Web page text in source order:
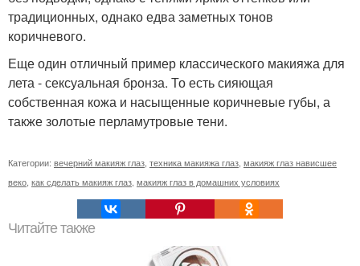
традиционных, однако едва заметных тонов
коричневого.
Еще один отличный пример классического макияжа для
лета - сексуальная бронза. То есть сияющая
собственная кожа и насыщенные коричневые губы, а
также золотые перламутровые тени.
Категории: вечерний макияж глаз, техника макияжа глаз, макияж глаз нависшее
веко, как сделать макияж глаз, макияж глаз в домашних условиях
Читайте также